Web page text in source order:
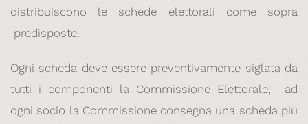
distribuiscono le schede elettorali come sopra
predisposte.
Ogni scheda deve essere preventivamente siglata da
tutti i componenti la Commissione Elettorale; ad
ogni socio la Commissione consegna una scheda più